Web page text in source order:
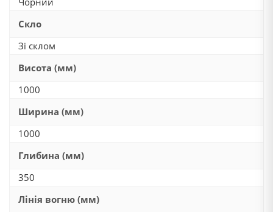
Скло
Зі склом
Висота (мм)
1000
Ширина (мм)
1000
Глибина (мм)
350
Лінія вогню (мм)